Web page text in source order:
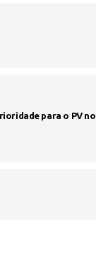
para o PV no